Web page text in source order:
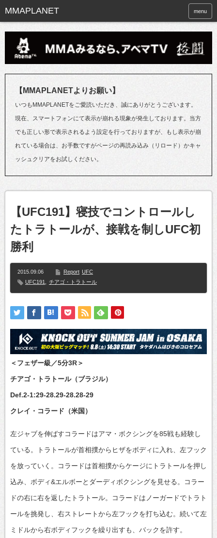
menu
【MMAPLANETよりお願い】
いつもMMAPLANETをご愛読いただき、誠にありがとうございます。
現在、スマートフォンにて表示が崩れる現象が発生しております。当方
でも正しい形で表示されるよう設定を行っておりますが、もし表示が崩
れている場合は、お手数ですがページの再読み込み（リロード）かキャ
ッシュクリアをお試しください。
【UFC191】寝技でコントロールし
たトラトールが、接戦を制しUFC初
勝利
2015.09.06 Report UFC
UFC191
チアゴ・トラトール
＜フェザー級／5分3R＞
チアゴ・トラトール（ブラジル）
Def.2-1:29-28.29-28.28-29
クレイ・コラード（米国）
左ジャブを伸ばすコラードはアマ・ボクシングを85戦も経験し
ている。トラトールが首相撲からヒザをボディに入れ、左フック
を放っていく。コラードは首相撲からケージにトラトールを押し
込み、ボディ&エルボーとダーディボクシングを見せる。コラー
ドの右に右を返したトラトール。コラードはノーガードでトラト
ールを挑発し、右ストレートから左フックを打ち込む。続いて左
ミドルから右ボディフックを繰り出すも、バックを許す。